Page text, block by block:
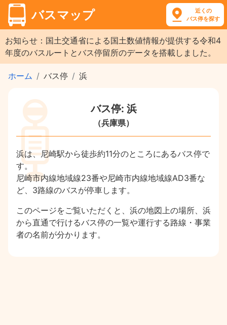
バスマップ
近くの
バス停を探す
お知らせ：国土交通省による国土数値情報が提供する令和4
年度のバスルートとバス停留所のデータを搭載しました。
ホーム バス停 浜
バス停: 浜
（兵庫県）
浜は、尼崎駅から徒歩約11分のところにあるバス停で
す。
尼崎市内線地域線23番や尼崎市内線地域線AD3番な
ど、3路線のバスが停車します。
このページをご覧いただくと、浜の地図上の場所、浜
から直通で行けるバス停の一覧や運行する路線・事業
者の名前が分かります。